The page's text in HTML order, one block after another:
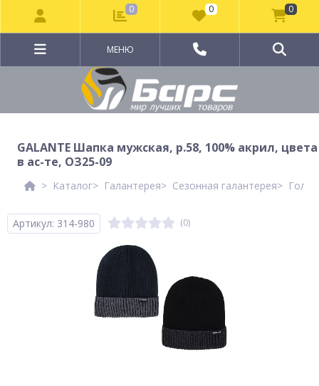
МЕНЮ
GALANTE Шапка мужская, р.58, 100% акрил, цвета
в ас-те, ОЗ25-09
Каталог Галантерея Сезонная галантерея
Артикул: 314-980 (0)
0 0 0